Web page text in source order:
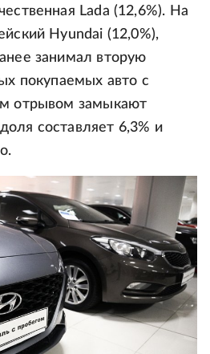
Lada (12,6%). На
Hyundai (12,0%),
занимал вторую
покупаемых авто с
отрывом замыкают
составляет 6,3% и